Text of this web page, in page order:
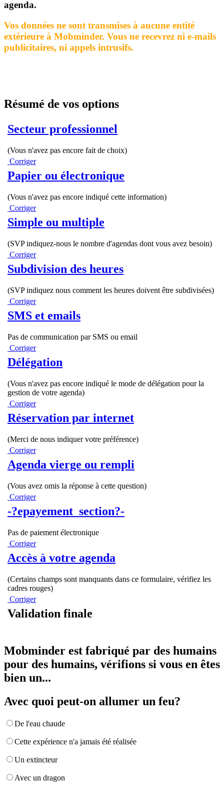
agenda.
Vos données ne sont transmises à aucune entité
extérieure à Mobminder. Vous ne recevrez ni e-mails
publicitaires, ni appels intrusifs.
Résumé de vos options
Secteur professionnel
(Vous n'avez pas encore fait de choix)
Corriger
Papier ou électronique
(Vous n'avez pas encore indiqué cette information)
Corriger
Simple ou multiple
(SVP indiquez-nous le nombre d'agendas dont vous avez besoin)
Corriger
Subdivision des heures
(SVP indiquez nous comment les heures doivent être subdivisées)
Corriger
SMS et emails
Pas de communication par SMS ou email
Corriger
Délégation
(Vous n'avez pas encore indiqué le mode de délégation pour la
gestion de votre agenda)
Corriger
Réservation par internet
(Merci de nous indiquer votre préférence)
Corriger
Agenda vierge ou rempli
(Vous avez omis la réponse à cette question)
Corriger
-?epayement_section?-
Pas de paiement électronique
Corriger
Accès à votre agenda
(Certains champs sont manquants dans ce formulaire, vérifiez les
cadres rouges)
Corriger
Validation finale
Mobminder est fabriqué par des humains
pour des humains, vérifions si vous en êtes
bien un...
Avec quoi peut-on allumer un feu?
De l'eau chaude
Cette expérience n'a jamais été réalisée
Un extincteur
Avec un dragon